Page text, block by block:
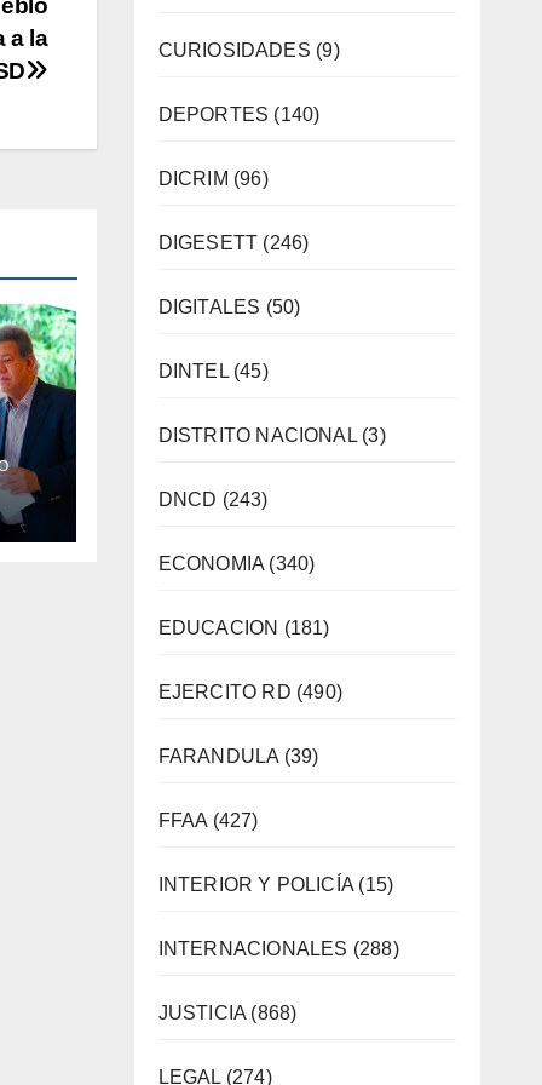
a la
y
CURIOSIDADES (9)
DEPORTES (140)
DICRIM (96)
DIGESETT (246)
DIGITALES (50)
DINTEL(45)
DISTRITO NACIONAL(3)
DNCD (243)
ECONOMIA (340)
EDUCACION (181)
EJERCITO RD (490)
FARANDULA (39)
FFAA (427)
INTERIOR Y POLICÍA (15)
INTERNACIONALES (288)
JUSTICIA (868)
LEGAL (274)